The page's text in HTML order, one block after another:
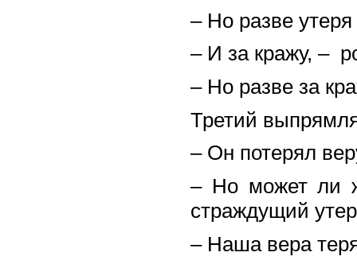
– Но разве
– И за кражу, –
– Но разве за
Третий
– Он потерял
– Но может ли
страждущий
– Наша вера